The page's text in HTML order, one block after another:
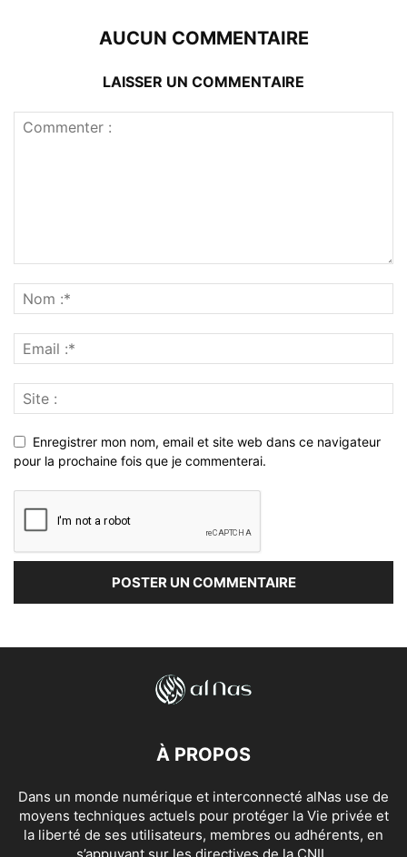
AUCUN COMMENTAIRE
LAISSER UN COMMENTAIRE
Enregistrer mon nom, email et site web dans ce navigateur
pour la prochaine fois que je commenterai.
À PROPOS
Dans un monde numérique et interconnecté alNas use de
moyens techniques actuels pour protéger la Vie privée et
la liberté de ses utilisateurs, membres ou adhérents, en